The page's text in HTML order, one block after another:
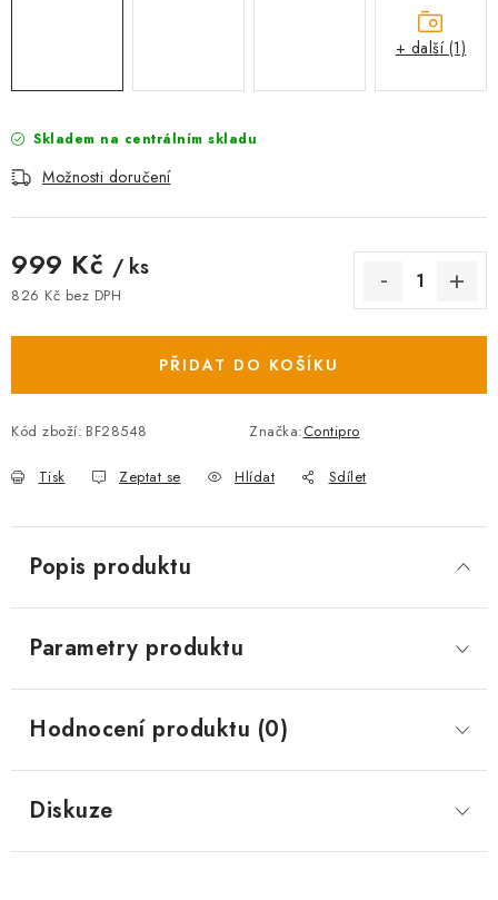
DOPRAVA PO OSTRAVĚ, HLUČÍNĚ A OKOLÍ
Obchodní podmínky
Skladem na centrálním skladu
Možnosti doručení
999 Kč / ks
826 Kč bez DPH
PŘIDAT DO KOŠÍKU
Kód zboží: BF28548 Značka:Contipro
Tisk Zeptat se Hlídat Sdílet
+ další (1)
Popis produktu
Parametry produktu
Hodnocení produktu (0)
Diskuze